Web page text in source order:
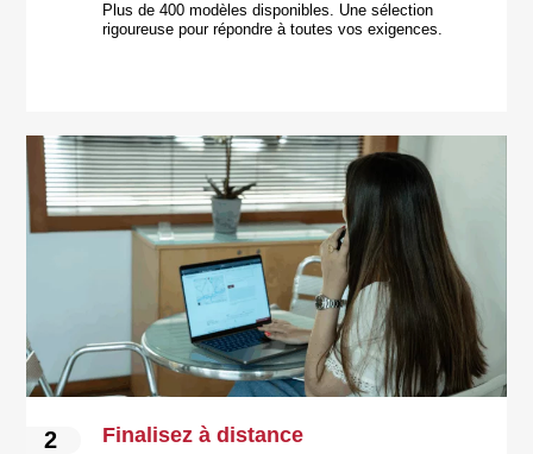
Plus de 400 modèles disponibles. Une sélection
rigoureuse pour répondre à toutes vos exigences.
2 Finalisez à distance